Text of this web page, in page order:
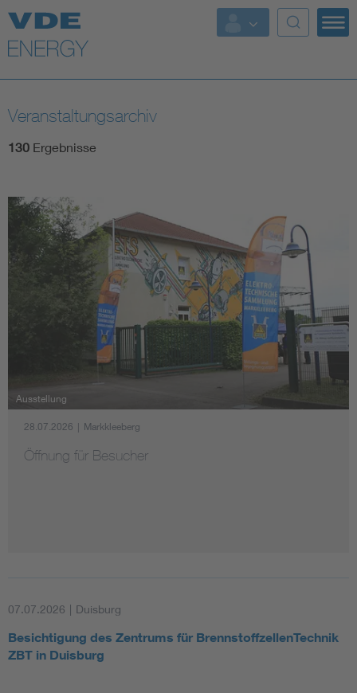
Top Themen
Fokusthemen
Energy
Health
Mobility
Standards
Weitere Themen
Assisted Living
Electromobility
Veranstaltungsarchiv
130 Ergebnisse
Ausstellung
28.07.2026 | Markkleeberg
Öffnung für Besucher
07.07.2026 | Duisburg
Besichtigung des Zentrums für BrennstoffzellenTechnik
ZBT in Duisburg